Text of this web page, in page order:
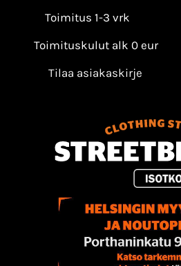
Toimitus 1-3 vrk
Toimituskulut alk 0 eur
Tilaa asiakaskirje